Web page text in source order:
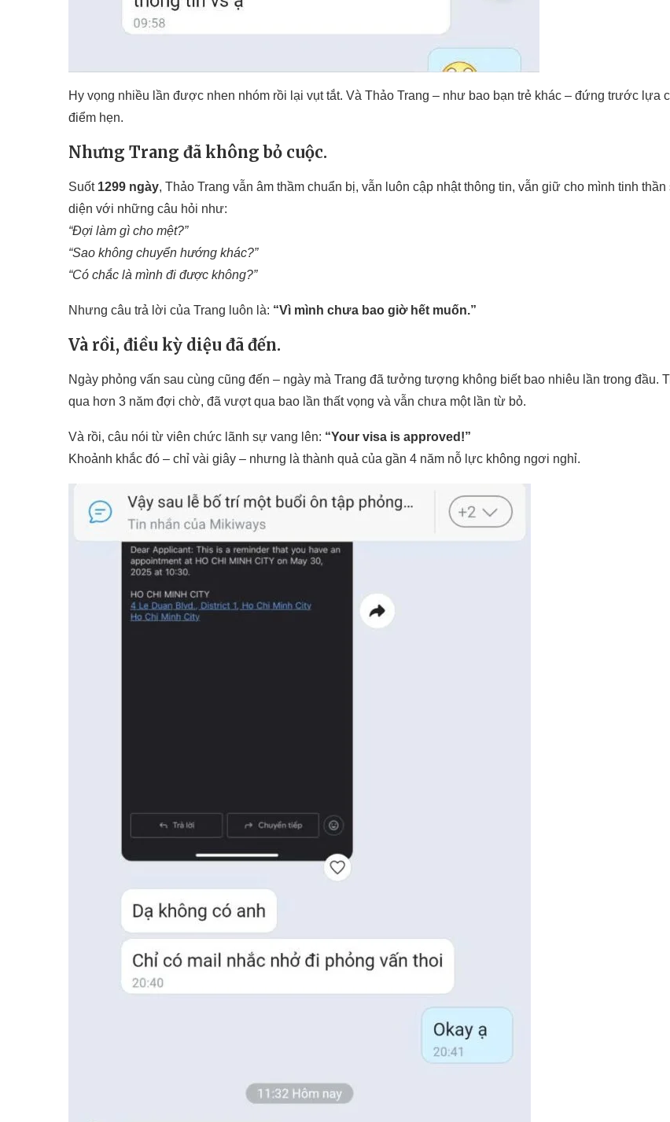
Hy vọng nhiều lần được nhen nhóm rồi lại vụt tắt. Và Thảo Trang – như bao bạn trẻ khác – đứng trước lựa
điểm hẹn.
Nhưng Trang đã không bỏ cuộc.
Suốt 1299 ngày, Thảo Trang vẫn âm thầm chuẩn bị, vẫn luôn cập nhật thông tin, vẫn giữ cho mình tinh
diện với những câu hỏi như:
“Đợi làm gì cho mệt?”
“Sao không chuyển hướng khác?”
“Có chắc là mình đi được không?”
Nhưng câu trả lời của Trang luôn là: “Vì mình chưa bao giờ hết muốn.”
Và rồi, điều kỳ diệu đã đến.
Ngày phỏng vấn sau cùng cũng đến – ngày mà Trang đã tưởng tượng không biết bao nhiêu lần trong
qua hơn 3 năm đợi chờ, đã vượt qua bao lần thất vọng và vẫn chưa một lần từ bỏ.
Và rồi, câu nói từ viên chức lãnh sự vang lên: “Your visa is approved!”
Khoảnh khắc đó – chỉ vài giây – nhưng là thành quả của gần 4 năm nỗ lực không ngơi nghỉ.